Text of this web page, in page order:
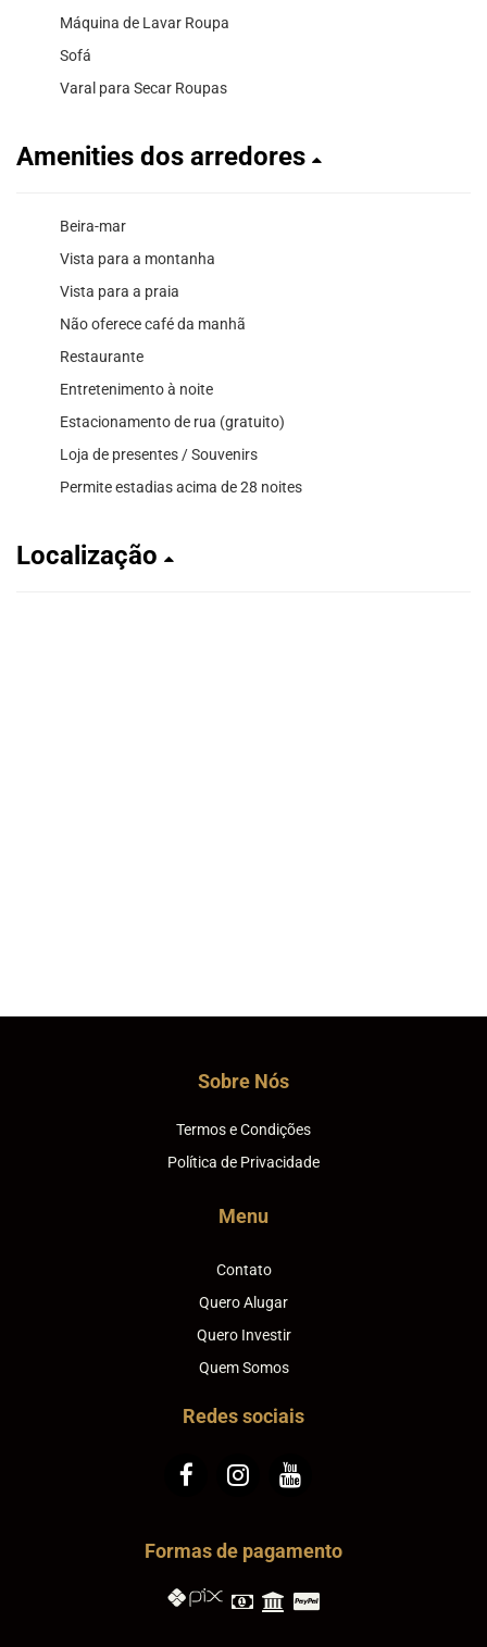
Máquina de Lavar Roupa
Sofá
Varal para Secar Roupas
Amenities dos arredores
Beira-mar
Vista para a montanha
Vista para a praia
Não oferece café da manhã
Restaurante
Entretenimento à noite
Estacionamento de rua (gratuito)
Loja de presentes / Souvenirs
Permite estadias acima de 28 noites
Localização
Sobre Nós
Termos e Condições
Política de Privacidade
Menu
Contato
Quero Alugar
Quero Investir
Quem Somos
Redes sociais
Formas de pagamento